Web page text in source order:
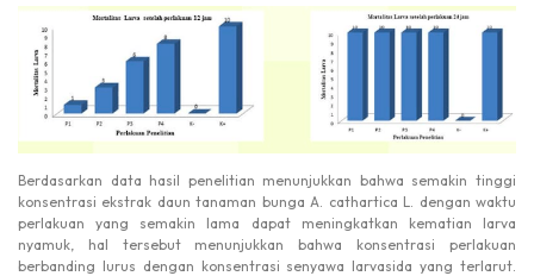
Berdasarkan data hasil penelitian menunjukkan bahwa semakin tinggi
konsentrasi ekstrak daun tanaman bunga A. cathartica L. dengan waktu
perlakuan yang semakin lama dapat meningkatkan kematian larva
nyamuk, hal tersebut menunjukkan bahwa konsentrasi perlakuan
berbanding lurus dengan konsentrasi senyawa larvasida yang terlarut.